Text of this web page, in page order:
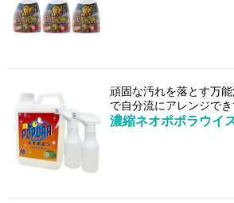
頑固な汚れを落とす万
で自分流にアレンジでき
濃縮ネオポポラウイ